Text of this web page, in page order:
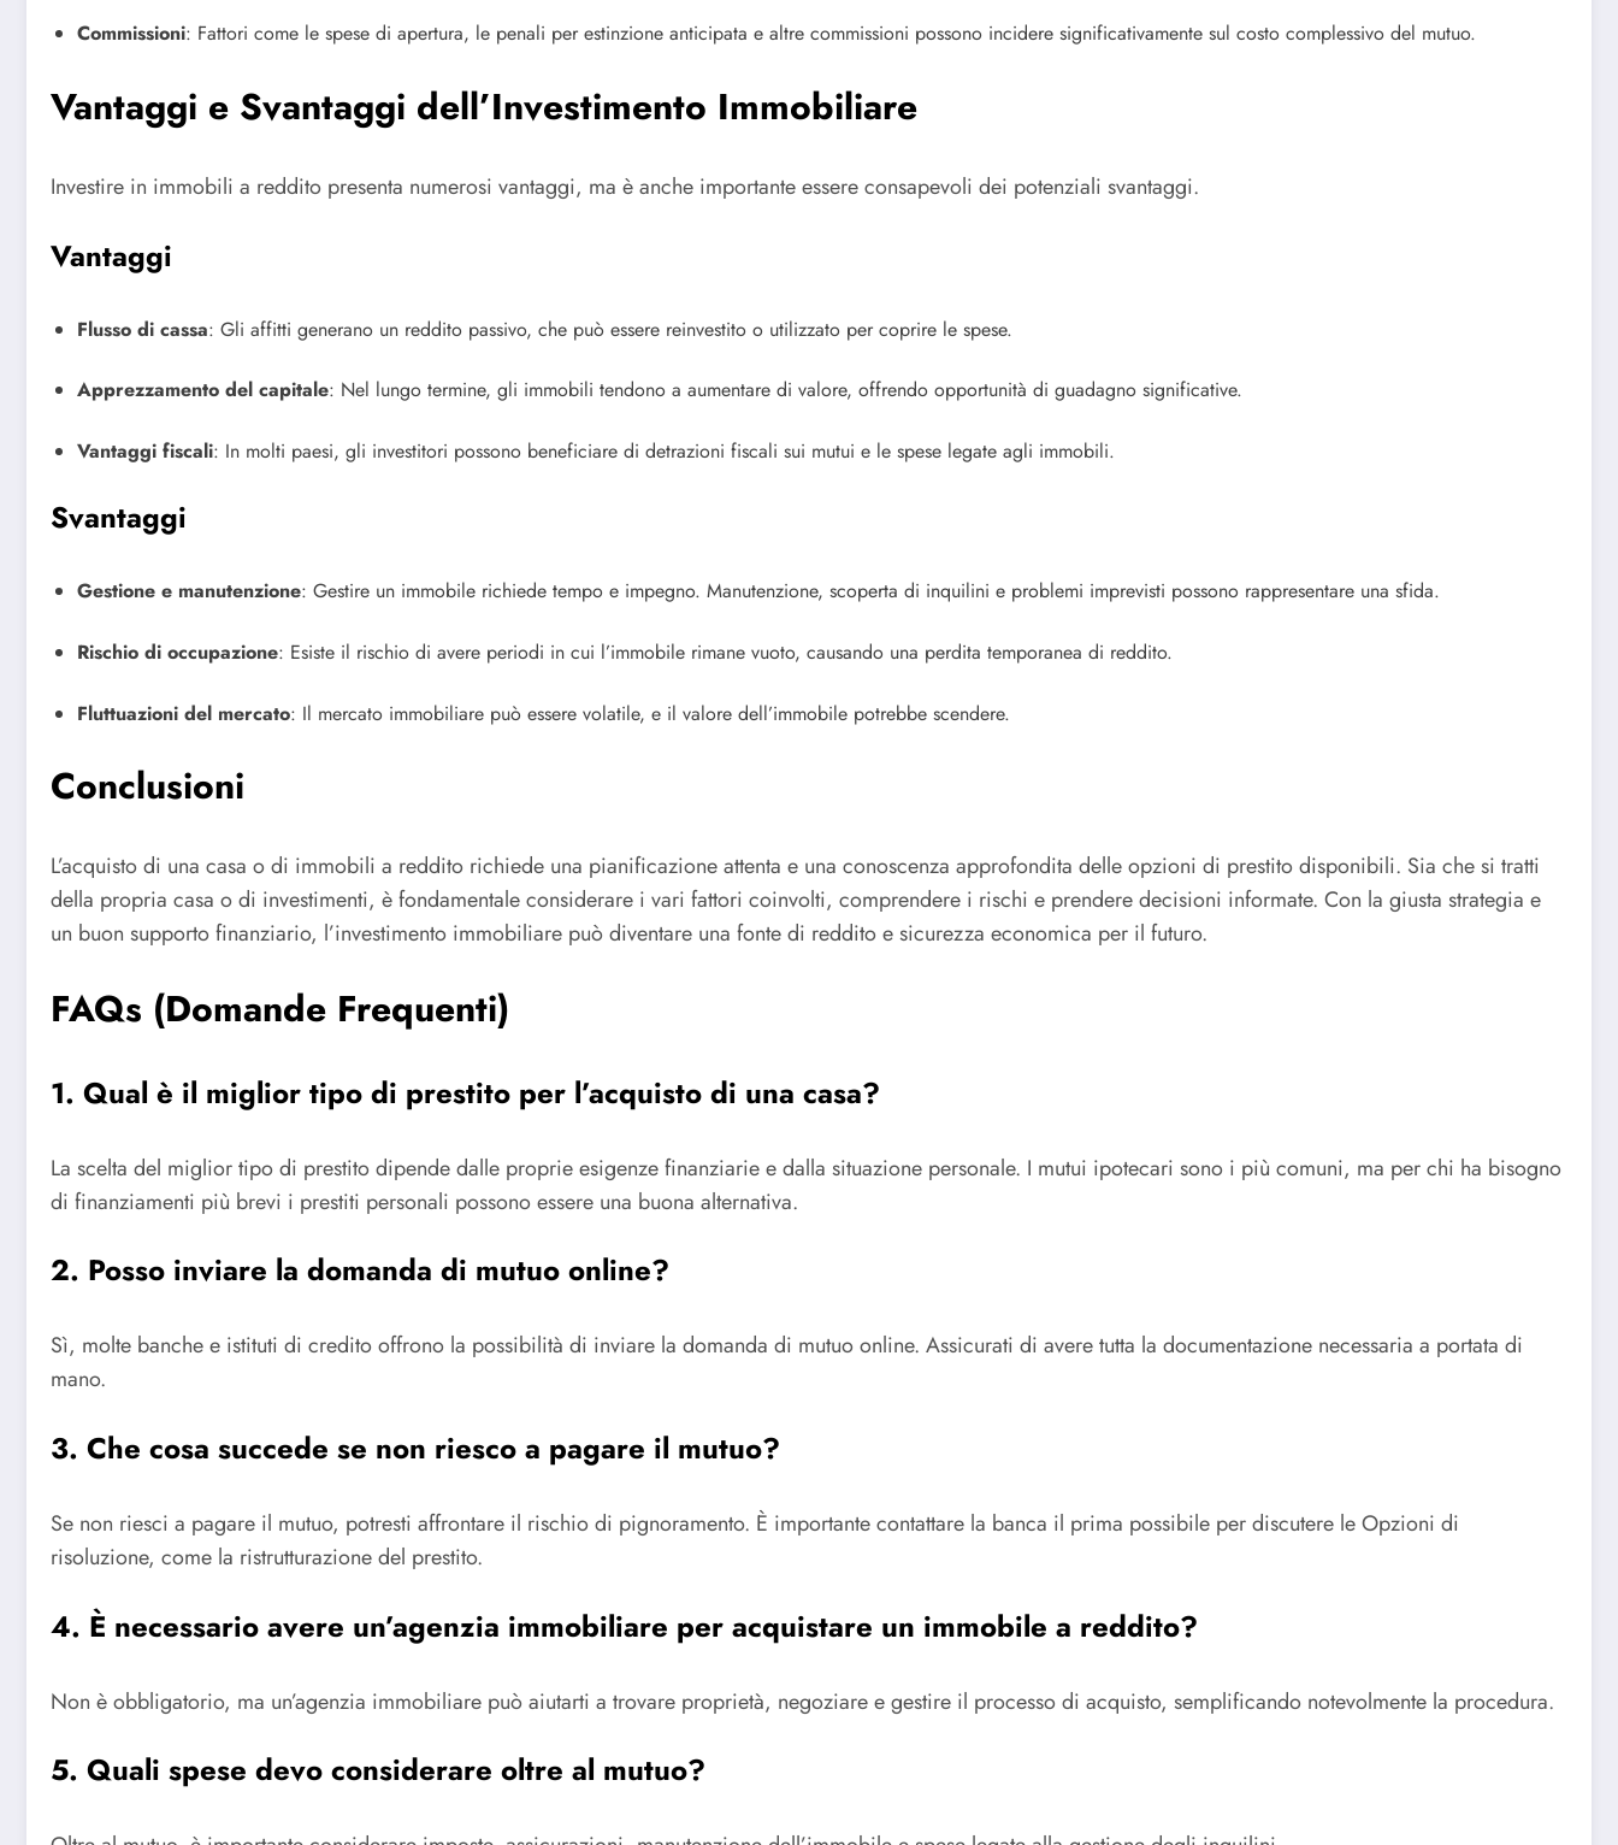
Commissioni: Fattori come le spese di apertura, le penali per estinzione anticipata e altre commissioni possono incidere significativamente sul costo complessivo del mutuo.
Vantaggi e Svantaggi dell’Investimento Immobiliare
Investire in immobili a reddito presenta numerosi vantaggi, ma è anche importante essere consapevoli dei potenziali svantaggi.
Vantaggi
Flusso di cassa: Gli affitti generano un reddito passivo, che può essere reinvestito o utilizzato per coprire le spese.
Apprezzamento del capitale: Nel lungo termine, gli immobili tendono a aumentare di valore, offrendo opportunità di guadagno significative.
Vantaggi fiscali: In molti paesi, gli investitori possono beneficiare di detrazioni fiscali sui mutui e le spese legate agli immobili.
Svantaggi
Gestione e manutenzione: Gestire un immobile richiede tempo e impegno. Manutenzione, scoperta di inquilini e problemi imprevisti possono rappresentare una sfida.
Rischio di occupazione: Esiste il rischio di avere periodi in cui l’immobile rimane vuoto, causando una perdita temporanea di reddito.
Fluttuazioni del mercato: Il mercato immobiliare può essere volatile, e il valore dell’immobile potrebbe scendere.
Conclusioni
L’acquisto di una casa o di immobili a reddito richiede una pianificazione attenta e una conoscenza approfondita delle opzioni di prestito disponibili. Sia che si tratti
della propria casa o di investimenti, è fondamentale considerare i vari fattori coinvolti, comprendere i rischi e prendere decisioni informate. Con la giusta strategia e
un buon supporto finanziario, l’investimento immobiliare può diventare una fonte di reddito e sicurezza economica per il futuro.
FAQs (Domande Frequenti)
1. Qual è il miglior tipo di prestito per l’acquisto di una casa?
La scelta del miglior tipo di prestito dipende dalle proprie esigenze finanziarie e dalla situazione personale. I mutui ipotecari sono i più comuni, ma per chi ha bisogno
di finanziamenti più brevi i prestiti personali possono essere una buona alternativa.
2. Posso inviare la domanda di mutuo online?
Sì, molte banche e istituti di credito offrono la possibilità di inviare la domanda di mutuo online. Assicurati di avere tutta la documentazione necessaria a portata di
mano.
3. Che cosa succede se non riesco a pagare il mutuo?
Se non riesci a pagare il mutuo, potresti affrontare il rischio di pignoramento. È importante contattare la banca il prima possibile per discutere le Opzioni di
risoluzione, come la ristrutturazione del prestito.
4. È necessario avere un’agenzia immobiliare per acquistare un immobile a reddito?
Non è obbligatorio, ma un’agenzia immobiliare può aiutarti a trovare proprietà, negoziare e gestire il processo di acquisto, semplificando notevolmente la procedura.
5. Quali spese devo considerare oltre al mutuo?